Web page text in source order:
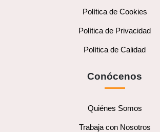
Política de Cookies
Política de Privacidad
Política de Calidad
Conócenos
Quiénes Somos
Trabaja con Nosotros